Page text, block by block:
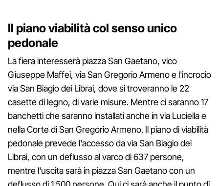
Il piano viabilità col senso unico
pedonale
La fiera interesserà piazza San Gaetano, vico
Giuseppe Maffei, via San Gregorio Armeno e l'incrocio
via San Biagio dei Librai, dove si troveranno le 22
casette di legno, di varie misure. Mentre ci saranno 17
banchetti che saranno installati anche in via Luciella e
nella Corte di San Gregorio Armeno. Il piano di viabilità
pedonale prevede l'accesso da via San Biagio dei
Librai, con un deflusso al varco di 637 persone,
mentre l'uscita sarà in piazza San Gaetano con un